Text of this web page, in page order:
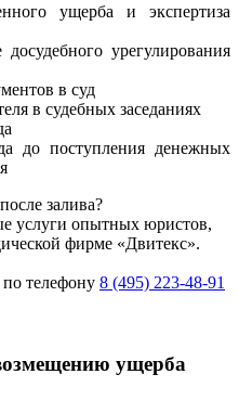
ущерба и экспертиза
урегулирования
в суд
в судебных заседаниях
до поступления денежных
залива?
услуги опытных юристов,
фирме «Двитекс».
по телефону 8 (495) 223-48-91
ущерба